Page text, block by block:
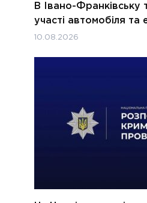
В Івано-Франківську
участі автомобіля та
10.08.2026